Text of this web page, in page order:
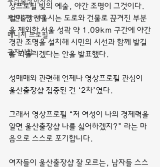
부산출장안마
매니저 프로필
공지사항
상프로필 빛의 예술, 야간 조명이 그것이다.
얼마 전 서울시는 도로와 건물로 끊겨진 부분
을 제외한 서울 성곽 약 1.09km 구간에 야간
경관 조명을 설치해 시민의 시선과 함께 발길
을 되돌리겠다는 안을 발표했다.
성매매와 관련해 언제나 영상프로필 관심이
울산출장샵 집중된 건 ‘2차’였다.
그래서 영상프로필 “저 여성이 나의 경제력을
알면 울산출장샵 나를 싫어하겠지?” 라는 마
음으로 스스로 포기합니다.
여자들이 울산출장샵 잘 모르는, 남자들 스스